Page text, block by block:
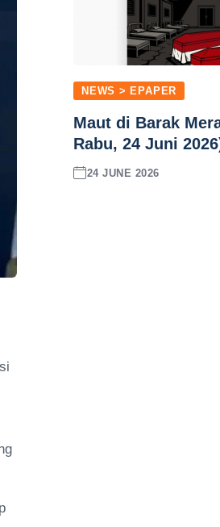
NEWS > EPAPER
Maut di Barak
Rabu, 24 Juni
24 JUNE 2026